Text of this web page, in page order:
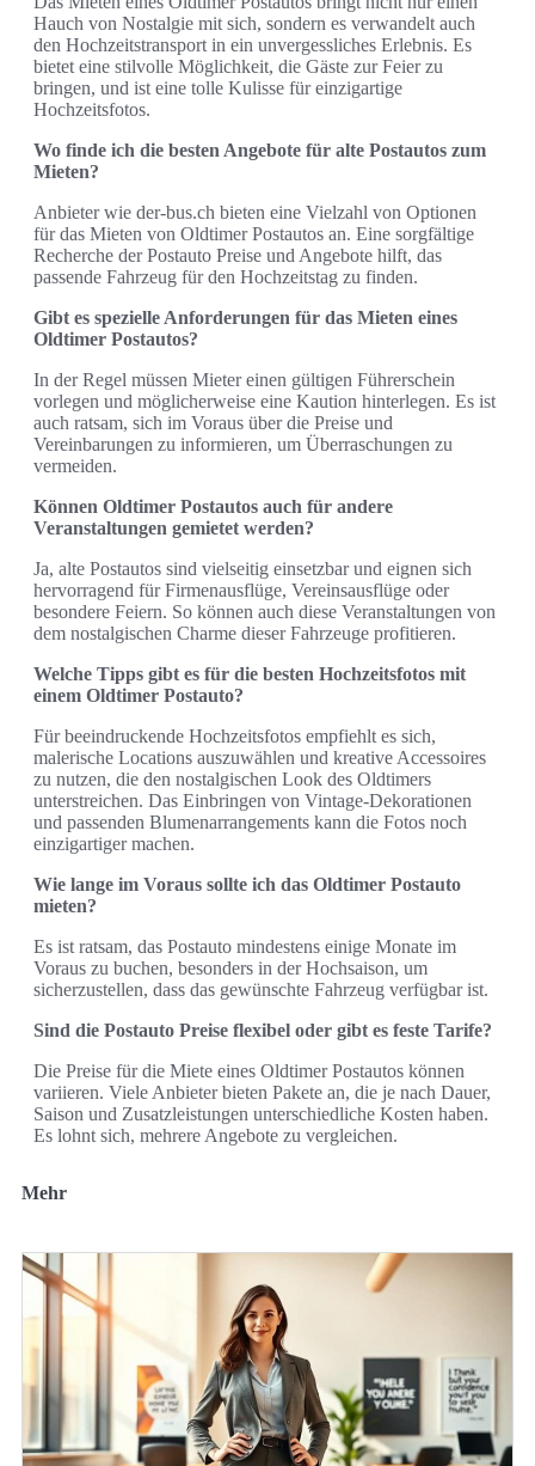
Hauch von Nostalgie mit sich, sondern es verwandelt auch
den Hochzeitstransport in ein unvergessliches Erlebnis. Es
bietet eine stilvolle Möglichkeit, die Gäste zur Feier zu
bringen, und ist eine tolle Kulisse für einzigartige
Hochzeitsfotos.
Wo finde ich die besten Angebote für alte Postautos zum
Mieten?
Anbieter wie der-bus.ch bieten eine Vielzahl von Optionen
für das Mieten von Oldtimer Postautos an. Eine sorgfältige
Recherche der Postauto Preise und Angebote hilft, das
passende Fahrzeug für den Hochzeitstag zu finden.
Gibt es spezielle Anforderungen für das Mieten eines
Oldtimer Postautos?
In der Regel müssen Mieter einen gültigen Führerschein
vorlegen und möglicherweise eine Kaution hinterlegen. Es ist
auch ratsam, sich im Voraus über die Preise und
Vereinbarungen zu informieren, um Überraschungen zu
vermeiden.
Können Oldtimer Postautos auch für andere
Veranstaltungen gemietet werden?
Ja, alte Postautos sind vielseitig einsetzbar und eignen sich
hervorragend für Firmenausflüge, Vereinsausflüge oder
besondere Feiern. So können auch diese Veranstaltungen von
dem nostalgischen Charme dieser Fahrzeuge profitieren.
Welche Tipps gibt es für die besten Hochzeitsfotos mit
einem Oldtimer Postauto?
Für beeindruckende Hochzeitsfotos empfiehlt es sich,
malerische Locations auszuwählen und kreative Accessoires
zu nutzen, die den nostalgischen Look des Oldtimers
unterstreichen. Das Einbringen von Vintage-Dekorationen
und passenden Blumenarrangements kann die Fotos noch
einzigartiger machen.
Wie lange im Voraus sollte ich das Oldtimer Postauto
mieten?
Es ist ratsam, das Postauto mindestens einige Monate im
Voraus zu buchen, besonders in der Hochsaison, um
sicherzustellen, dass das gewünschte Fahrzeug verfügbar ist.
Sind die Postauto Preise flexibel oder gibt es feste Tarife?
Die Preise für die Miete eines Oldtimer Postautos können
variieren. Viele Anbieter bieten Pakete an, die je nach Dauer,
Saison und Zusatzleistungen unterschiedliche Kosten haben.
Es lohnt sich, mehrere Angebote zu vergleichen.
Mehr